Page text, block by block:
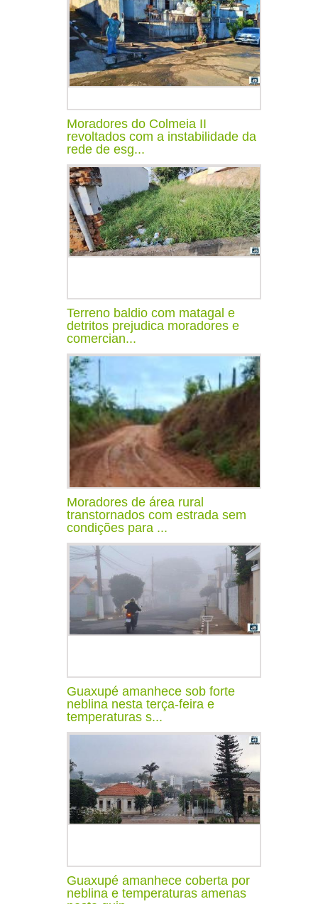
Moradores do Colmeia II
revoltados com a instabilidade da
rede de esg...
Terreno baldio com matagal e
detritos prejudica moradores e
comercian...
Moradores de área rural
transtornados com estrada sem
condições para ...
Guaxupé amanhece sob forte
neblina nesta terça-feira e
temperaturas s...
Guaxupé amanhece coberta por
neblina e temperaturas amenas